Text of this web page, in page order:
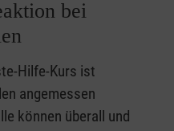
bei
Hilfe-Kurs ist
angemessen
können überall und